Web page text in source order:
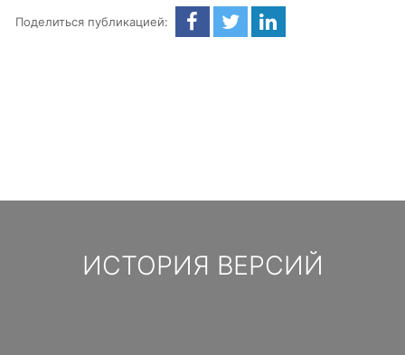
Поделиться публикацией:
ИСТОРИЯ ВЕРСИЙ